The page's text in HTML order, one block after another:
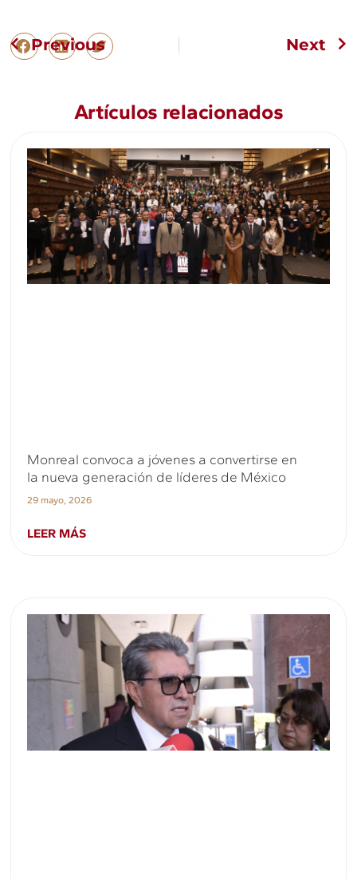
Previous Next
Artículos relacionados
Monreal convoca a jóvenes a convertirse en
la nueva generación de líderes de México
29 mayo, 2026
LEER MÁS